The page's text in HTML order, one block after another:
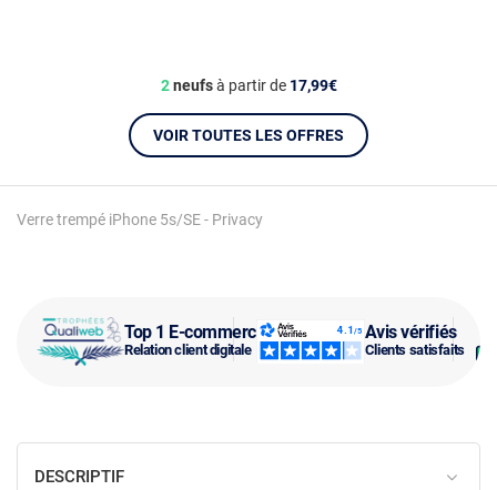
Top 1 E-commerce
Relation client digitale
Avis vérifiés
Clients satisfaits
Verre trempé iPhone 5s/SE - Privacy
2neufsà partir de 17,99€
VOIR TOUTES LES OFFRES
DESCRIPTIF